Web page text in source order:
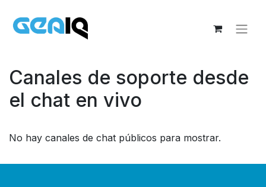
Canales de soporte desde
el chat en vivo
No hay canales de chat públicos para mostrar.